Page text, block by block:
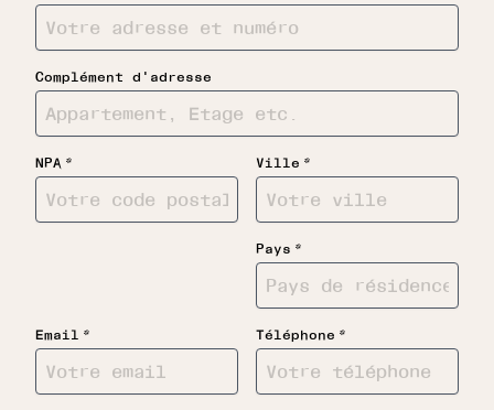
Complément d'adresse
NPA * Ville *
Pays *
Email * Téléphone *